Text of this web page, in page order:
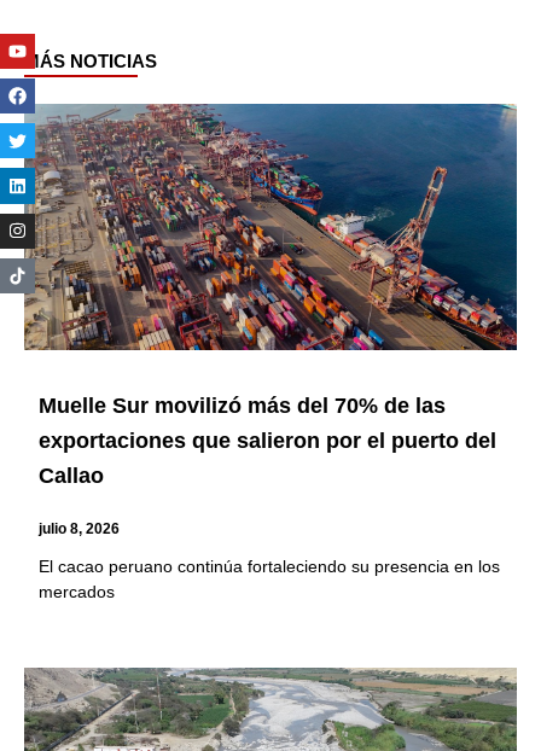
MÁS NOTICIAS
Muelle Sur movilizó más del 70% de las
exportaciones que salieron por el puerto del
Callao
julio 8, 2026
El cacao peruano continúa fortaleciendo su presencia en los
mercados
PagePage
Youtube
Facebook
Twitter
Linkedin
Instagram